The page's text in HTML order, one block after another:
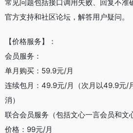
常见问题包括接口调用失败、回复不准
官方支持和社区论坛，解答用户疑问。
【价格服务】：
会员服务：
单月购买：59.9元/月
连续包月：49.9元/月（次月以49.9元/
消）
联合会员服务（包括文心一言会员和文
价格：99元/月